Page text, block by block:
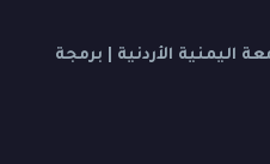
اليمنية الأردنية | برمجة